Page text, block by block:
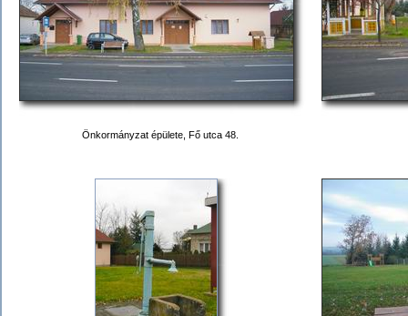
Önkormányzat épülete, Fő utca 48.